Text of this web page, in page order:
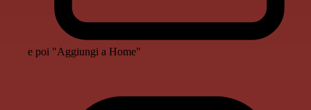
e poi "Aggiungi a Home"